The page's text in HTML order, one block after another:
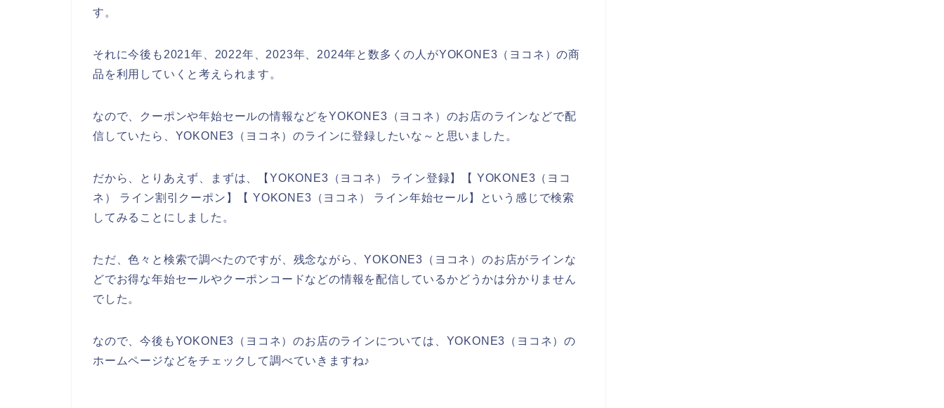
す。
それに今後も2021年、2022年、2023年、2024年と数多くの人がYOKONE3（ヨコネ）の商
品を利用していくと考えられます。
なので、クーポンや年始セールの情報などをYOKONE3（ヨコネ）のお店のラインなどで配
信していたら、YOKONE3（ヨコネ）のラインに登録したいな～と思いました。
だから、とりあえず、まずは、【YOKONE3（ヨコネ） ライン登録】【 YOKONE3（ヨコ
ネ） ライン割引クーポン】【 YOKONE3（ヨコネ） ライン年始セール】という感じで検索
してみることにしました。
ただ、色々と検索で調べたのですが、残念ながら、YOKONE3（ヨコネ）のお店がラインな
どでお得な年始セールやクーポンコードなどの情報を配信しているかどうかは分かりません
でした。
なので、今後もYOKONE3（ヨコネ）のお店のラインについては、YOKONE3（ヨコネ）の
ホームページなどをチェックして調べていきますね♪